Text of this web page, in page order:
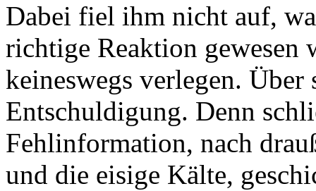
Dabei fiel ihm nicht auf,
richtige Reaktion gewesen
keineswegs verlegen.
Entschuldigung. Denn
Fehlinformation, nach
und die eisige Kälte,